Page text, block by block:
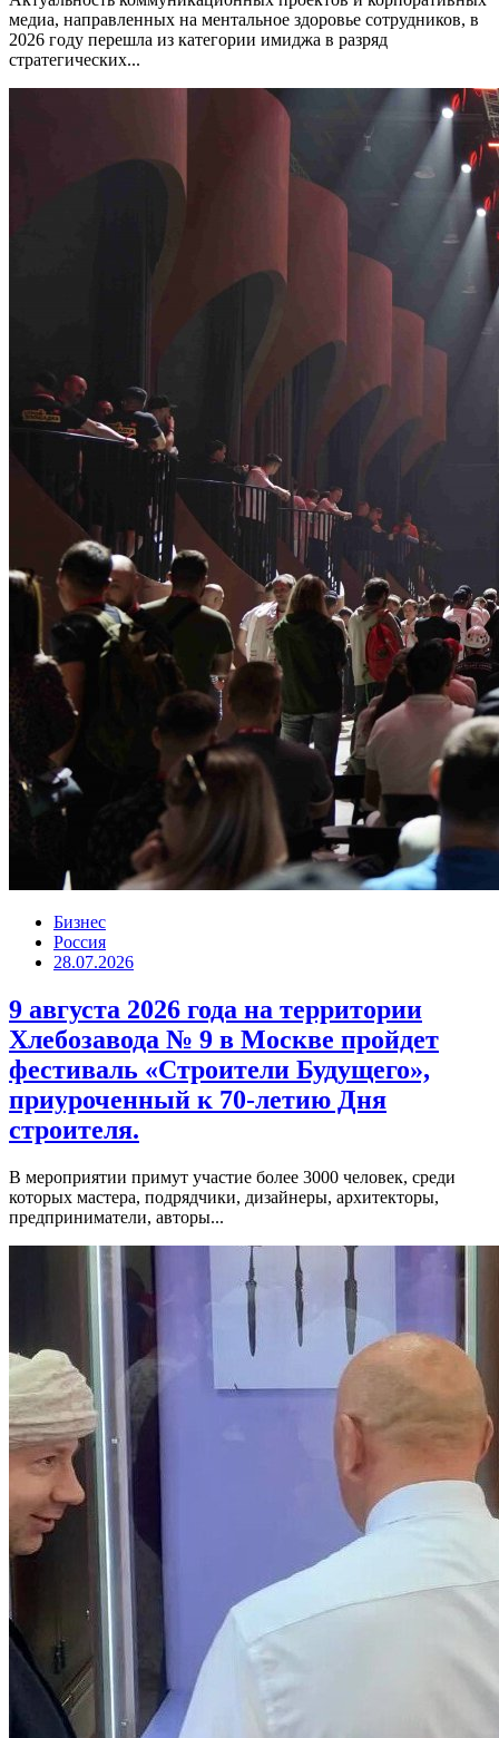
медиа, направленных на ментальное здоровье сотрудников, в
2026 году перешла из категории имиджа в разряд
стратегических...
Бизнес
Россия
28.07.2026
9 августа 2026 года на территории
Хлебозавода № 9 в Москве пройдет
фестиваль «Строители Будущего»,
приуроченный к 70-летию Дня
строителя.
В мероприятии примут участие более 3000 человек, среди
которых мастера, подрядчики, дизайнеры, архитекторы,
предприниматели, авторы...